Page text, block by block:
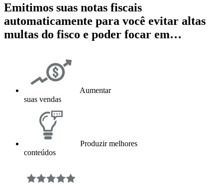
Emitimos suas notas fiscais
automaticamente para você evitar altas
multas do fisco e poder focar em…
Aumentar
suas vendas
Produzir melhores
conteúdos